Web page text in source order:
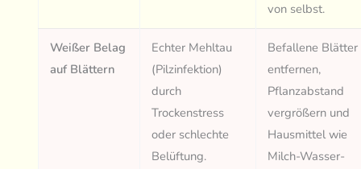
von selbst.
Weißer Belag
auf Blättern
Echter Mehltau
(Pilzinfektion)
durch
Trockenstress
oder schlechte
Belüftung.
Befallene Blätter
entfernen,
Pflanzabstand
vergrößern und
Hausmittel wie
Milch-Wasser-